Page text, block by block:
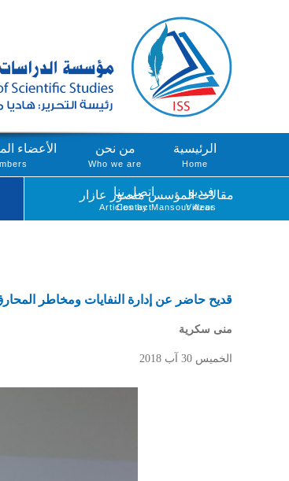
الرئيسية
Home
من نحن
Who we are
الأعضاء
فيديو
Videos
اتصل بنا
Contact
مقالات المؤسس منصور عازار
Articles by Mansour Azar
قديح حاضر عن إدارة النفايات ومخاطر
منى سكرية
الخميس 30 آب 2018